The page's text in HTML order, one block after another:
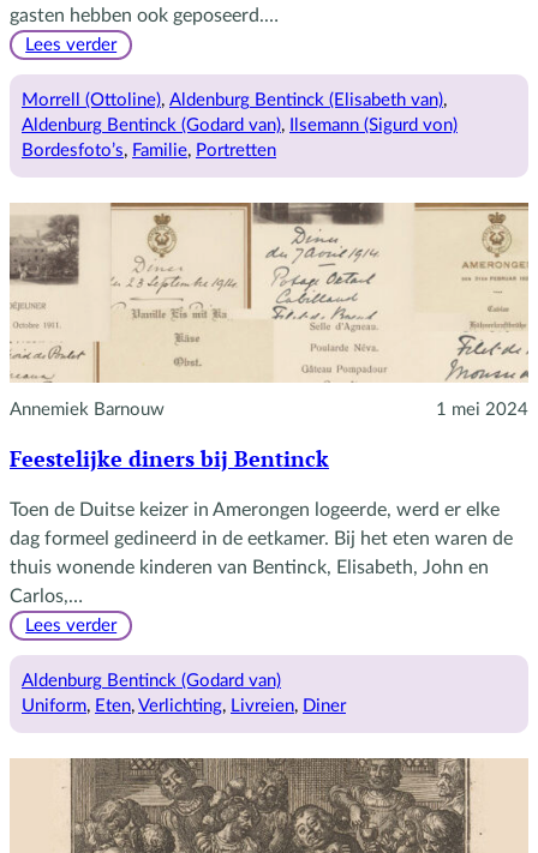
gasten hebben ook geposeerd.…
Lees verder:
van
Ottoline
Morrell
Morrell (Ottoline), Aldenburg Bentinck (Elisabeth van)
Aldenburg Bentinck (Godard van),
Ilsemann (Sigurd von)
Bordesfoto’s, Familie, Portretten
Annemiek Barnouw 1 mei 2024
Feestelijke diners bij Bentinck
Toen de Duitse keizer in Amerongen logeerde, werd er elke
dag formeel gedineerd in de eetkamer. Bij het eten waren de
thuis wonende kinderen van Bentinck, Elisabeth, John en
Carlos,…
Lees verder:
diners
bij
Aldenburg Bentinck (Godard van)
Uniform, Eten, Verlichting, Livreien, Diner